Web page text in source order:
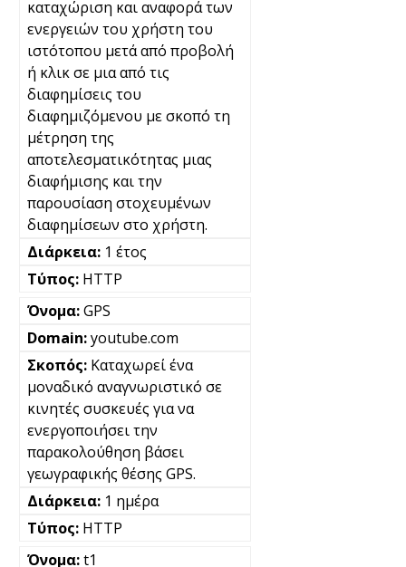
καταχώριση και αναφορά των
ενεργειών του χρήστη του
ιστότοπου μετά από προβολή
ή κλικ σε μια από τις
διαφημίσεις του
διαφημιζόμενου με σκοπό τη
μέτρηση της
αποτελεσματικότητας μιας
διαφήμισης και την
παρουσίαση στοχευμένων
διαφημίσεων στο χρήστη.
1 έτος
HTTP
GPS
youtube.com
Καταχωρεί ένα
μοναδικό αναγνωριστικό σε
κινητές συσκευές για να
ενεργοποιήσει την
παρακολούθηση βάσει
γεωγραφικής θέσης GPS.
1 ημέρα
HTTP
t1